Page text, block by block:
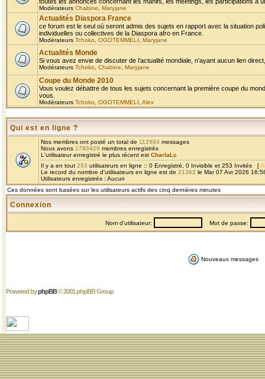
Modérateurs Chabine Maryjane
Actualités Diaspora France
ce forum est le seul où seront admis des sujets en rapport avec la situation
individuelles ou collectives de la Diaspora afro en France.
Modérateurs Tchoko OGOTEMMELI Maryjane
Actualités Monde
Si vous avez envie de discuter de l’actualité mondiale, n’ayant aucun lien
Modérateurs Tchoko Chabine Maryjane
Coupe du Monde 2010
Vous voulez débattre de tous les sujets concernant la première coupe du
vous.
Modérateurs Tchoko OGOTEMMELI Alex
Qui est en ligne ?
Nos membres ont posté un total de 112984 messages
Nous avons 1780429 membres enregistrés
L'utilisateur enregistré le plus récent est CharlaLc
Il y a en tout 253 utilisateurs en ligne :: 0 Enregistré, 0 Invisible et 253 Invités [
Le record du nombre d'utilisateurs en ligne est de 21362 le Mar 07 Avr 2026
Utilisateurs enregistrés : Aucun
Ces données sont basées sur les utilisateurs actifs des cinq dernières minutes
Connexion
Nom d'utilisateur: Mot de passe:
Nouveaux messages
Powered byphpBB© 2001 phpBB Group